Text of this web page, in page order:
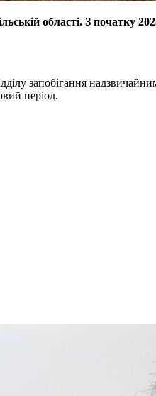
області. З початку
запобігання
період.